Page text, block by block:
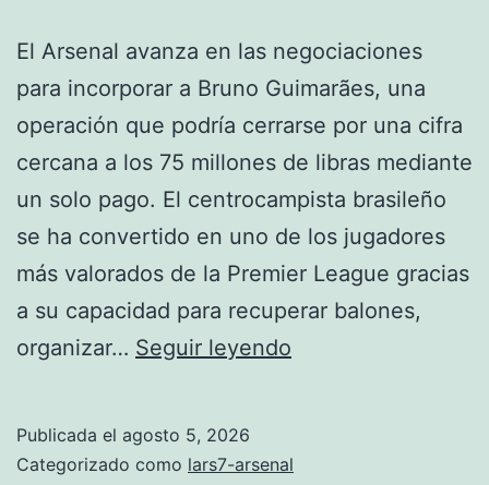
El Arsenal avanza en las negociaciones
para incorporar a Bruno Guimarães, una
operación que podría cerrarse por una cifra
cercana a los 75 millones de libras mediante
un solo pago. El centrocampista brasileño
se ha convertido en uno de los jugadores
más valorados de la Premier League gracias
a su capacidad para recuperar balones,
organizar… Seguir leyendo
fichaje
Publicada el agosto 5, 2026
Categorizado como lars7-arsenal